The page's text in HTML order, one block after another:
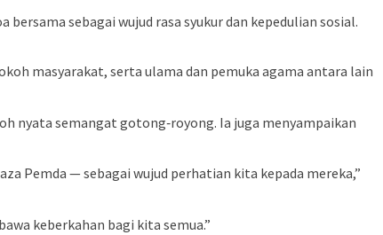
sebagai wujud rasa syukur dan kepedulian sosial.
masyarakat, serta ulama dan pemuka agama antara lain
nyata semangat gotong‑royong. Ia juga menyampaikan
Pemda — sebagai wujud perhatian kita kepada mereka,”
keberkahan bagi kita semua.”